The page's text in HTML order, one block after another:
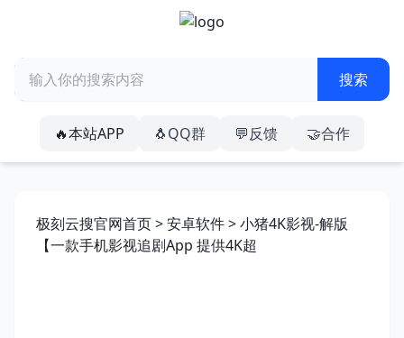
🔥本站APP 🐧QQ群 💬反馈 🤝合作
极刻云搜官网首页>安卓软件> 小猪4K影视-解版
【一款手机影视追剧App 提供4K超